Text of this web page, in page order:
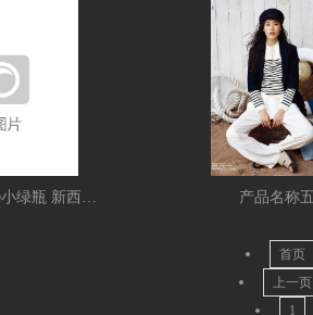
肺部ATM机Campee小绿瓶 新西兰黑科技让年轻人开始呼吸 产品名称五
首页
上一页
1